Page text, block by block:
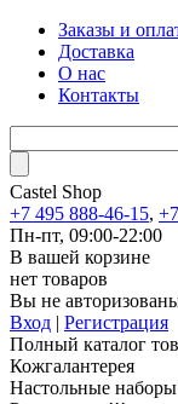
Заказы и
Доставка
О нас
Контакты
Castel Shop
+7 495 888-46-15,
Пн-пт, 09:00-22:00
В вашей корзине
нет товаров
Вы не
Вход | Регистрация
Полный каталог
Кожгалантерея
Настольные наборы